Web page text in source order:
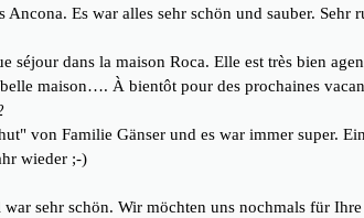
Es war alles sehr schön und sauber. Sehr
séjour dans la maison Roca. Elle est très bien
belle maison…. À bientôt pour des prochaines
von Familie Gänser und es war immer super.
wieder ;-)
sehr schön. Wir möchten uns nochmals für